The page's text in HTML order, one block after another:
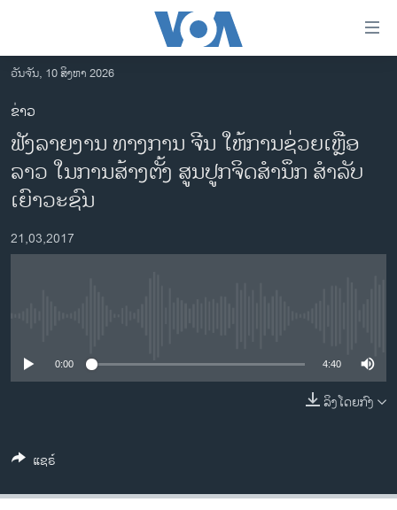
ເຂົ້າ
ຫາ
ຂ້າມ
ຂ້າມ
ຂ້າມ
ໄປ
ຫາ
ຊອກ
ຄົ້ນ
ອາເມຣິກາ
ການເລືອກຕັ້ງ ປະທານາທີບໍດີ ສະຫະລັດ 2024
ໂລກ
ຊຸມຊົນຊາວລາວ
ວັນຈັນ, 10 ສິງຫາ 2026
ຂ່າວ
ຟັງລາຍງານ ທາງການ ຈີນ ໃຫ້ການຊ່ວຍເຫຼືອ
ລາວ ໃນການສ້າງຕັ້ງ ສູນປູກຈິດສຳນຶກ ສຳລັບ
ເຍົາວະຊົນ
21,03,2017
0:00 4:40
ລິງໂດຍກົງ
ແຊຣ໌